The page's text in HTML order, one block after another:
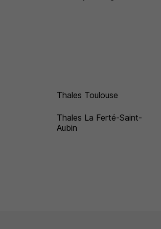
Thales Toulouse
Thales La Ferté-Saint-
Aubin